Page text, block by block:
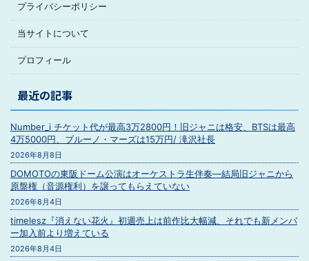
プライバシーポリシー
当サイトについて
プロフィール
最近の記事
Number_i チケット代が最高3万2800円！旧ジャニは格安、BTSは最高
4万5000円、ブルーノ・マーズは15万円/ 滝沢社長
2026年8月8日
DOMOTOの東阪ドーム公演はオーケストラ生伴奏―結局旧ジャニから
原盤権（音源権利）を譲ってもらえていない
2026年8月4日
timelesz『消えない花火』初週売上は前作比大幅減、それでも新メンバ
ー加入前より増えている
2026年8月4日